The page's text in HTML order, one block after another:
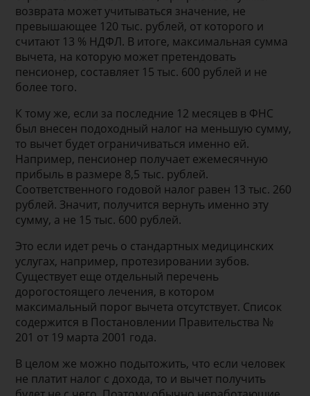
возврата может учитываться значение, не
превышающее 120 тыс. рублей, от которого и
считают 13 % НДФЛ. В итоге, максимальная сумма
вычета, на которую может претендовать
пенсионер, составляет 15 тыс. 600 рублей и не
более того.
К тому же, если за последние 12 месяцев в ФНС
был внесен подоходный налог на меньшую сумму,
то вычет будет ограничиваться именно ей.
Например, пенсионер получает ежемесячную
прибыль в размере 8,5 тыс. рублей.
Соответственного годовой налог равен 13 тыс. 260
рублей. Значит, получится вернуть именно эту
сумму, а не 15 тыс. 600 рублей.
Это если идет речь о стандартных медицинских
услугах, например, протезировании зубов.
Существует еще отдельный перечень
дорогостоящего лечения, в котором
максимальный порог вычета отсутствует. Список
содержится в Постановлении Правительства №
201 от 19 марта 2001 года.
В целом же можно подытожить, что если человек
не платит налог с дохода, то и вычет получить